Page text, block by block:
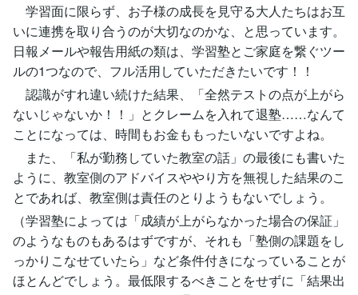
学習面に限らず、お子様の成長を見守る大人たちはお互
いに連携を取り合うのが大切なのかな、と思っています。
日報メールや報告用紙の類は、学習塾とご家庭を繋ぐツー
ルの1つなので、フル活用していただきたいです！！
認識がすれ違い続けた結果、「全然テストの点が上がら
ないじゃないか！！」とクレームを入れて退塾……なんて
ことになっては、時間もお金ももったいないですよね。
また、「私が勤務していた教室の話」の最後にも書いた
ように、教室側のアドバイスややり方を無視した結果のこ
とであれば、教室側は責任のとりようもないでしょう。
（学習塾によっては「成績が上がらなかった場合の保証」
のようなものもあるはずですが、それも「塾側の課題をし
っかりこなせていたら」など条件付きになっていることが
ほとんどでしょう。最低限するべきことをせずに「結果出